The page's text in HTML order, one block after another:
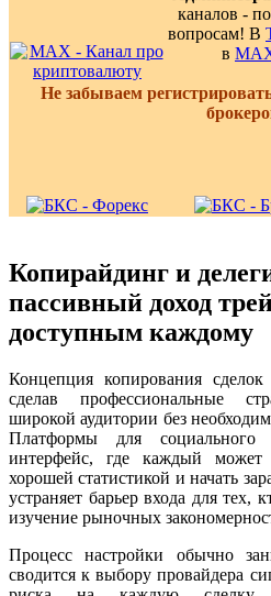
каналов -
вопросам! В
в
Не забываем
Копирайдинг и
пассивный доход
доступным каждому
Концепция копирования
сделав профессиональные
широкой аудитории без
Платформы для социального
интерфейс, где каждый может
хорошей статистикой и начать
устраняет барьер входа для тех,
изучение рыночных
Процесс настройки обычно
сводится к выбору провайдера